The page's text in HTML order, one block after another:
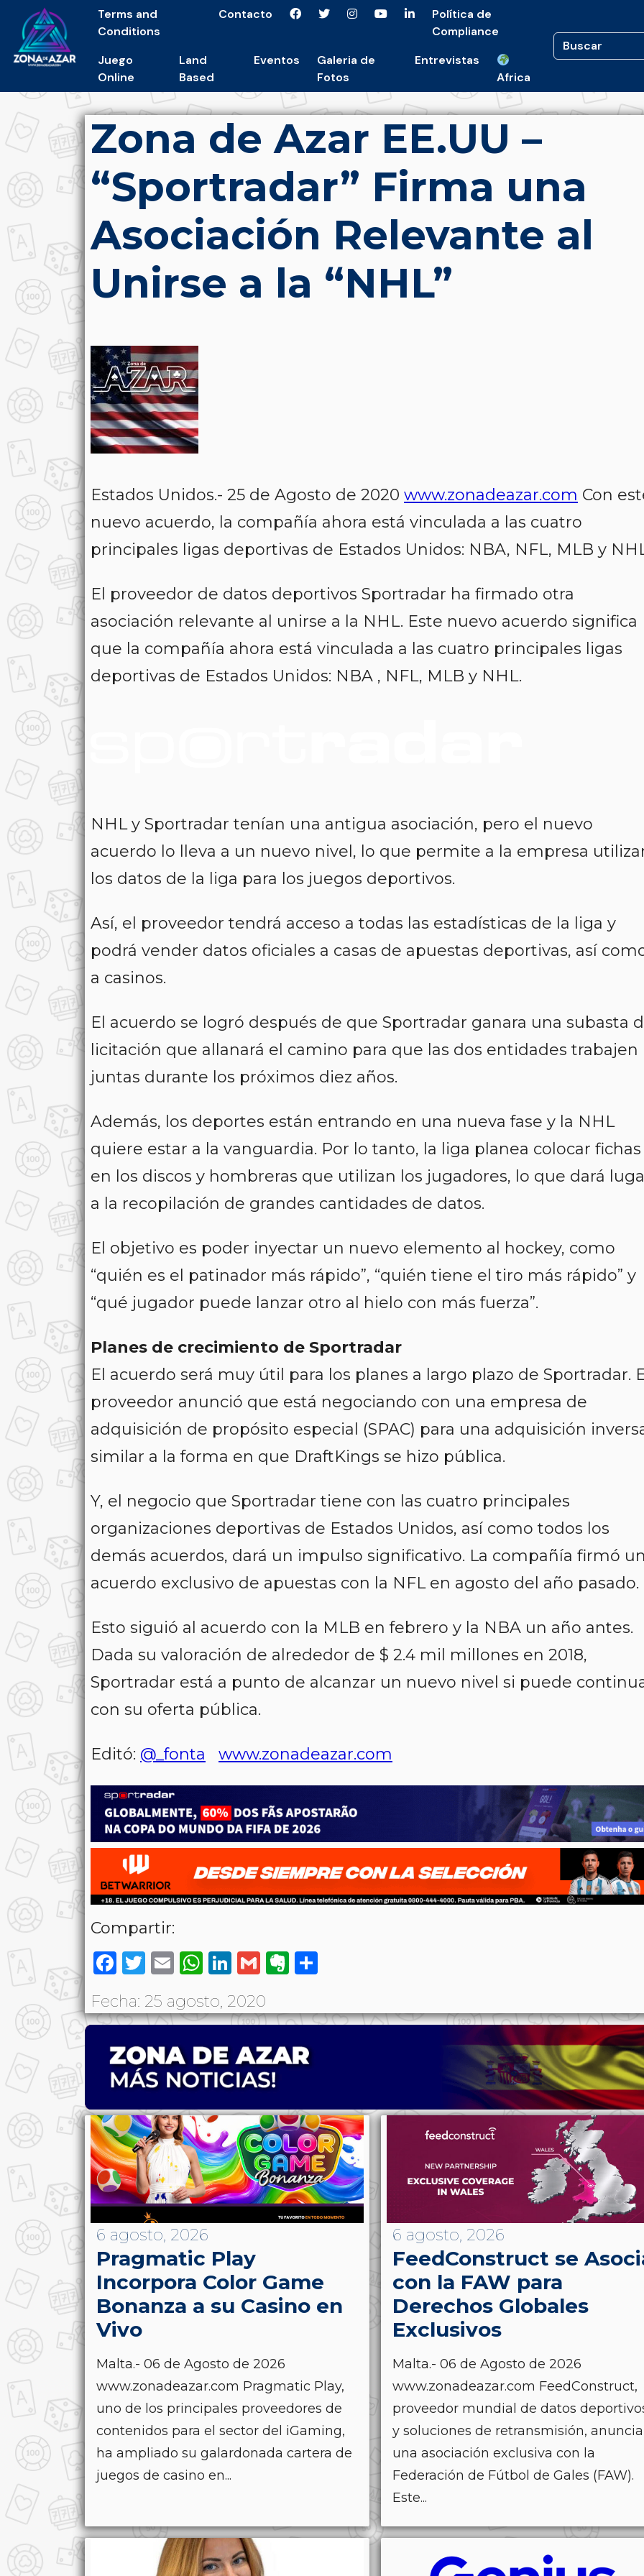
Terms and
Conditions
Contacto
Política de
Compliance
Juego
Online
Land
Based
Eventos
Galeria de
Fotos
Entrevistas
Africa
Zona de Azar EE.UU –
“Sportradar” Firma una
Asociación Relevante al
Unirse a la “NHL”
Estados Unidos.- 25 de Agosto de 2020 www.zonadeazar.com Con
nuevo acuerdo, la compañía ahora está vinculada a las cuatro
principales ligas deportivas de Estados Unidos: NBA, NFL, MLB y
El proveedor de datos deportivos Sportradar ha firmado otra
asociación relevante al unirse a la NHL. Este nuevo acuerdo significa
que la compañía ahora está vinculada a las cuatro principales ligas
deportivas de Estados Unidos: NBA , NFL, MLB y NHL.
NHL y Sportradar tenían una antigua asociación, pero el nuevo
acuerdo lo lleva a un nuevo nivel, lo que permite a la empresa
los datos de la liga para los juegos deportivos.
Así, el proveedor tendrá acceso a todas las estadísticas de la liga y
podrá vender datos oficiales a casas de apuestas deportivas, así
a casinos.
El acuerdo se logró después de que Sportradar ganara una subasta
licitación que allanará el camino para que las dos entidades trabajen
juntas durante los próximos diez años.
Además, los deportes están entrando en una nueva fase y la NHL
quiere estar a la vanguardia. Por lo tanto, la liga planea colocar fichas
en los discos y hombreras que utilizan los jugadores, lo que dará
a la recopilación de grandes cantidades de datos.
El objetivo es poder inyectar un nuevo elemento al hockey, como
“quién es el patinador más rápido”, “quién tiene el tiro más rápido” y
“qué jugador puede lanzar otro al hielo con más fuerza”.
Planes de crecimiento de Sportradar
El acuerdo será muy útil para los planes a largo plazo de Sportradar.
proveedor anunció que está negociando con una empresa de
adquisición de propósito especial (SPAC) para una adquisición
similar a la forma en que DraftKings se hizo pública.
Y, el negocio que Sportradar tiene con las cuatro principales
organizaciones deportivas de Estados Unidos, así como todos los
demás acuerdos, dará un impulso significativo. La compañía firmó
acuerdo exclusivo de apuestas con la NFL en agosto del año pasado.
Esto siguió al acuerdo con la MLB en febrero y la NBA un año antes.
Dada su valoración de alrededor de $ 2.4 mil millones en 2018,
Sportradar está a punto de alcanzar un nuevo nivel si puede
con su oferta pública.
Editó: @_fonta www.zonadeazar.com
Compartir:
Facebook
Twitter
EmailWhatsApp
LinkedIn
GmailEvernote
Fecha: 25 agosto, 2020
6 agosto, 2026
Pragmatic Play
Incorpora Color Game
Bonanza a su Casino en
Vivo
Malta.- 06 de Agosto de 2026
www.zonadeazar.com Pragmatic Play,
uno de los principales proveedores de
contenidos para el sector del iGaming,
ha ampliado su galardonada cartera de
juegos de casino en...
6 agosto, 2026
FeedConstruct se
con la FAW para
Derechos Globales
Exclusivos
Malta.- 06 de Agosto de 2026
www.zonadeazar.com FeedConstruct,
proveedor mundial de datos
y soluciones de retransmisión, anuncia
una asociación exclusiva con la
Federación de Fútbol de Gales (FAW).
Este...